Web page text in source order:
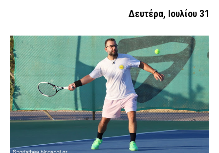
Δευτέρα, Ιουλίου 31